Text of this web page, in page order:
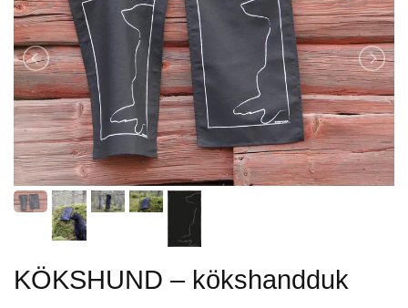
KÖKSHUND – kökshandduk